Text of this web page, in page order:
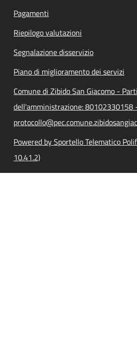
Pagamenti
Riepilogo valutazioni
Segnalazione disservizio
Piano di miglioramento dei servizi
Comune di Zibido San Giacomo -
dell'amministrazione: 80102330158
Powered by Sportello Telematico
10.41.2)